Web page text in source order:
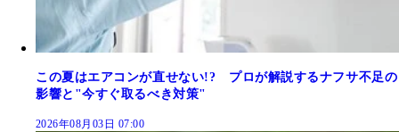
この夏はエアコンが直せない!? プロが解説するナフサ不足の
影響と"今すぐ取るべき対策"
2026年08月03日 07:00